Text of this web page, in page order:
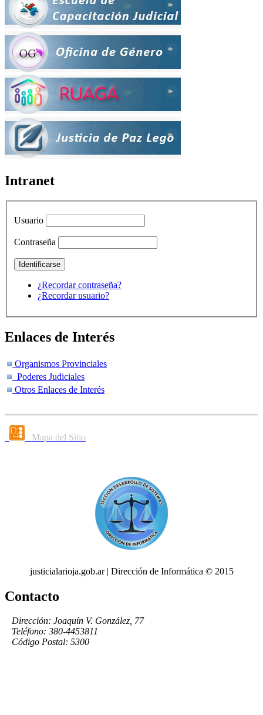
Intranet
Usuario
Contraseña
¿Recordar contraseña?
¿Recordar usuario?
Enlaces de Interés
Organismos Provinciales
Poderes Judiciales
Otros Enlaces de Interés
Mapa del Sitio
justicialarioja.gob.ar | Dirección de Informática © 2015
Contacto
Dirección: Joaquín V. González, 77
Teléfono: 380-4453811
Código Postal: 5300